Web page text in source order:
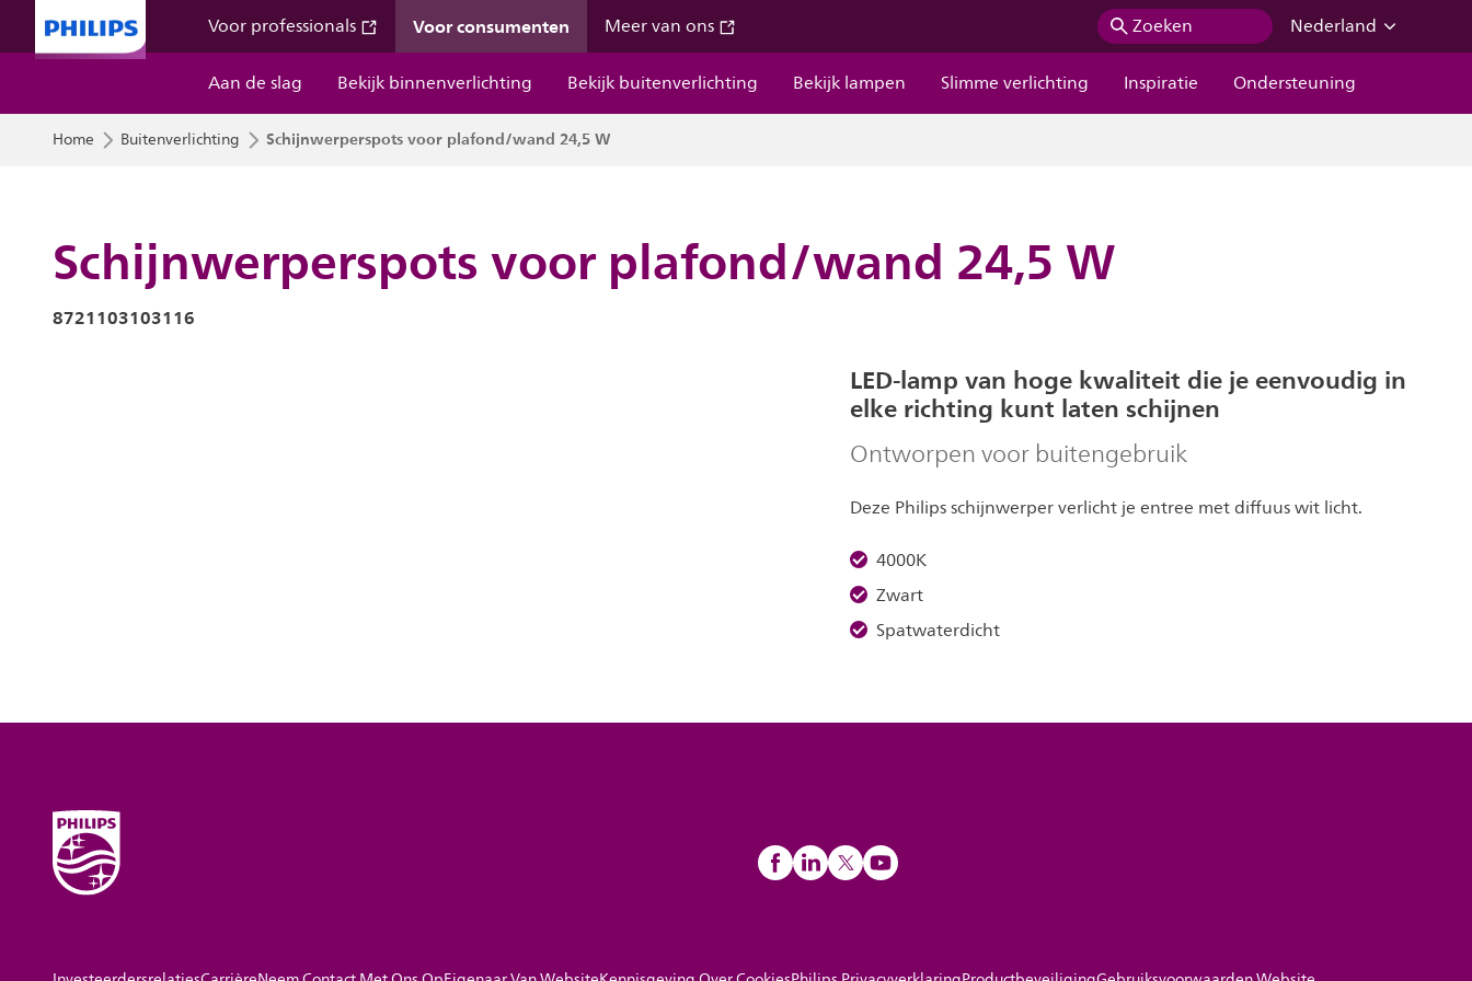
Voor professionals Voor consumenten Meer van ons Zoeken
Nederland
Aan de slag
Bekijk binnenverlichting Bekijk buitenverlichting Bekijk lampen Slimme verlichting Inspiratie Ondersteuning
Home Buitenverlichting Schijnwerperspots voor plafond/wand 24,5 W
Schijnwerperspots voor plafond/wand 24,5 W
8721103103116
LED-lamp van hoge kwaliteit die je eenvoudig in
elke richting kunt laten schijnen
Ontworpen voor buitengebruik
Deze Philips schijnwerper verlicht je entree met diffuus wit licht.
4000K
Zwart
Spatwaterdicht